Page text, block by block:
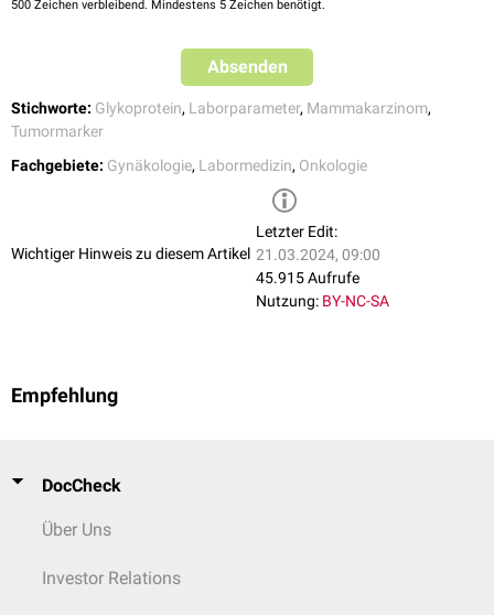
500 Zeichen verbleibend. Mindestens 5 Zeichen benötigt.
Absenden
Stichworte: Glykoprotein, Laborparameter, Mammakarzinom,
Tumormarker
Fachgebiete: Gynäkologie, Labormedizin, Onkologie
Wichtiger Hinweis zu diesem Artikel
Letzter Edit:
21.03.2024, 09:00
45.915 Aufrufe
Nutzung: BY-NC-SA
Empfehlung
DocCheck
Über Uns
Investor Relations